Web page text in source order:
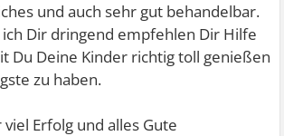
und auch sehr gut behandelbar.
Dir dringend empfehlen Dir Hilfe
Du Deine Kinder richtig toll genießen
zu haben.
Erfolg und alles Gute